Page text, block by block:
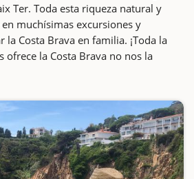
Ter. Toda esta riqueza natural y
muchísimas excursiones y
la Costa Brava en familia. ¡Toda la
la Costa Brava no nos la